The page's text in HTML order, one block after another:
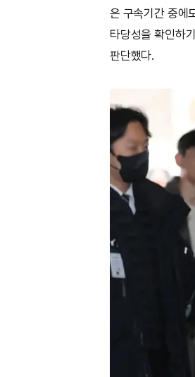
은 구속기간 중에
타당성을 확인하
판단했다.